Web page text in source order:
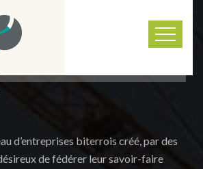
d’entreprises biterrois créé, par des
de fédérer leur savoir-faire